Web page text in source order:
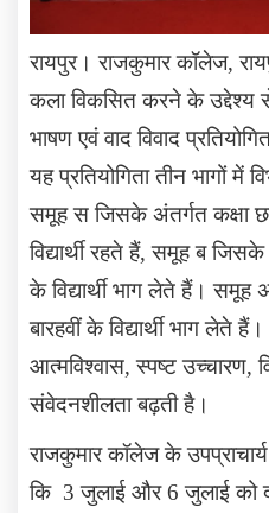
रायपुर। राजकुमार कॉलेज,
कला विकसित करने के उद्देश्य से
भाषण एवं वाद विवाद
यह प्रतियोगिता तीन भागों में
समूह स जिसके अंतर्गत कक्षा
विद्यार्थी रहते हैं,समूह ब जिसके
के विद्यार्थी भाग लेते हैं। समूह
बारहवीं के विद्यार्थी भाग लेते हैं।
आत्मविश्वास,स्पष्ट उच्चारण,
संवेदनशीलता बढ़ती है।
राजकुमार कॉलेज के
कि 3 जुलाई और6 जुलाई को